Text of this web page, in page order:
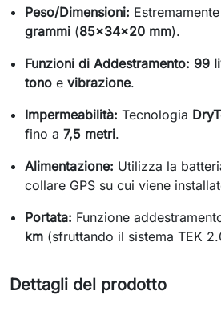
Peso/Dimensioni:
grammi (85x34x20 mm).
Funzioni di Addestramento: 99
tono evibrazione.
Impermeabilità: Tecnologia
fino a7,5 metri.
Alimentazione: Utilizza la
collare GPS su cui viene
Portata: Funzione
km (sfruttando il sistema TEK
Dettagli del prodotto